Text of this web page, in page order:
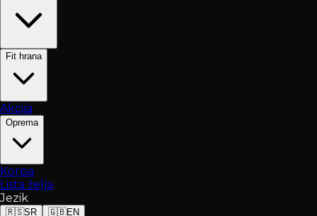
Fit hrana
Akcija
Oprema
Korpa
Lista želja
Jezik
🇷🇸SR 🇬🇧EN